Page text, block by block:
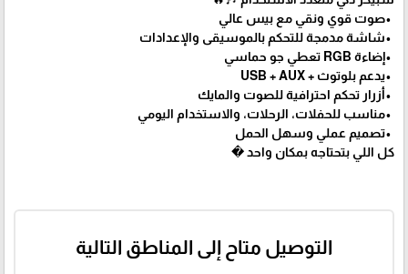
•صوت قوي ونقي مع بيس عالي
•شاشة مدمجة للتحكم بالموسيقى والإعدادات
•إضاءة RGB تعطي جو حماسي
•يدعم بلوتوث + USB + AUX
•أزرار تحكم احترافية للصوت والمايك
•مناسب للحفلات، الرحلات، والاستخدام اليومي
•تصميم عملي وسهل الحمل
كل اللي بتحتاجه بمكان واحد �
التوصيل متاح إلى المناطق التالية